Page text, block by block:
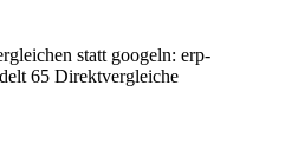
statt googeln: erp-
65 Direktvergleiche